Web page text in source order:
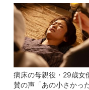
病床の母親役・29歳女
賛の声「あの小さかっ